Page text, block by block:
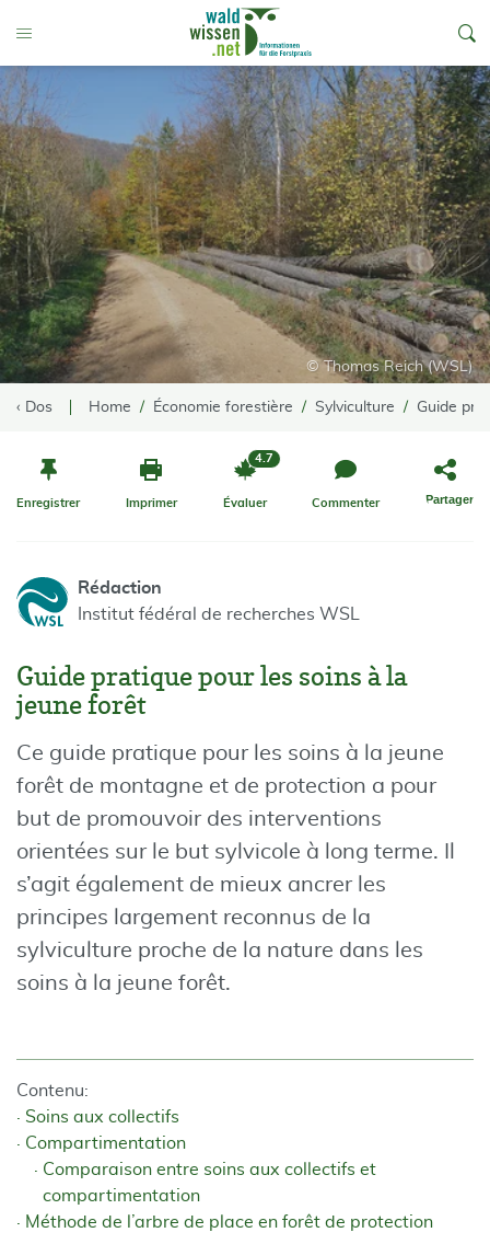
Toggle Menu
© Thomas Reich (WSL)
‹ Dos Home Économie forestière Sylviculture Guide
Enregistrer Imprimer Évaluer
4.7
Commenter Partager
Rédaction
Institut fédéral de recherches WSL
Guide pratique pour les soins à la
jeune forêt
Ce guide pratique pour les soins à la jeune
forêt de montagne et de protection a pour
but de promouvoir des interventions
orientées sur le but sylvicole à long terme. Il
s’agit également de mieux ancrer les
principes largement reconnus de la
sylviculture proche de la nature dans les
soins à la jeune forêt.
Contenu:
Soins aux collectifs
Compartimentation
Comparaison entre soins aux collectifs et
compartimentation
Méthode de l’arbre de place en forêt de protection